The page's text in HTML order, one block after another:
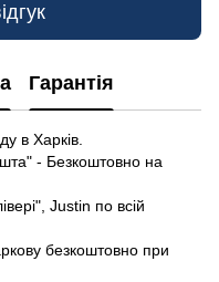
Гарантія
в Харків.
- Безкоштовно на
Justin по всій
безкоштовно при